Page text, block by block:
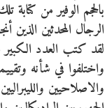
بالحجم الوفير من
الرجال المحدثين
لقد كتب العدد الكبير
واختلفوا في شأنه
والاصلاحيين